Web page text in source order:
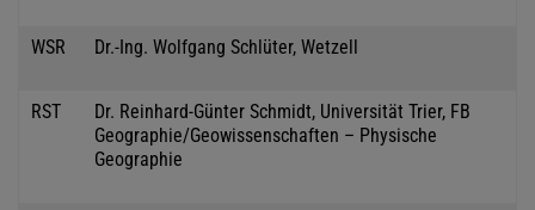
WSR Dr.-Ing. Wolfgang Schlüter, Wetzell
RST
Dr. Reinhard-Günter Schmidt, Universität Trier, FB
Geographie/Geowissenschaften – Physische
Geographie